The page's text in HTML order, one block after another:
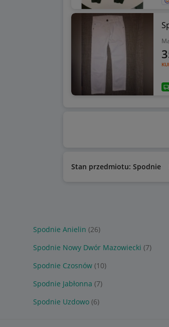
Stan przedmiotu: Spodnie
Spodnie Anielin (26)
Spodnie Nowy Dwór Mazowiecki (7)
Spodnie Czosnów (10)
Spodnie Jabłonna (7)
Spodnie Uzdowo (6)